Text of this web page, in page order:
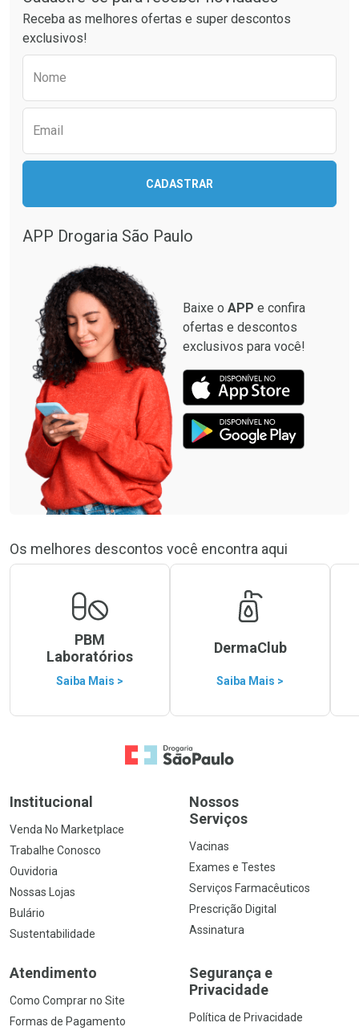
Receba as melhores ofertas e super descontos
exclusivos!
Nome
Email
CADASTRAR
APP Drogaria São Paulo
Baixe o APP e confira
ofertas e descontos
exclusivos para você!
Os melhores descontos você encontra aqui
PBM
Laboratórios
Saiba Mais >
DermaClub
Saiba Mais >
Ir para a Home
Institucional
Venda No Marketplace
Trabalhe Conosco
Ouvidoria
Nossas Lojas
Bulário
Sustentabilidade
Nossos
Serviços
Vacinas
Exames e Testes
Serviços Farmacêuticos
Prescrição Digital
Assinatura
Atendimento
Como Comprar no Site
Formas de Pagamento
Segurança e
Privacidade
Política de Privacidade